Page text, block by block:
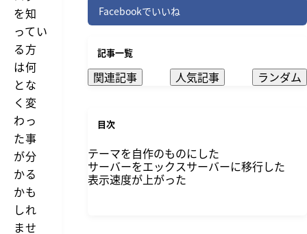
を知
ってい
る方
は何
とな
く変
わっ
た事
が分
かる
かも
しれ
ませ
Facebookでいいね
記事一覧
関連記事 人気記事 ランダム
目次
テーマを自作のものにした
サーバーをエックスサーバーに移行した
表示速度が上がった